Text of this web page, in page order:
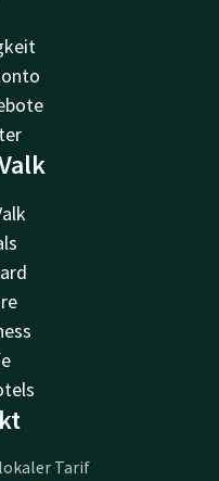
Tarif